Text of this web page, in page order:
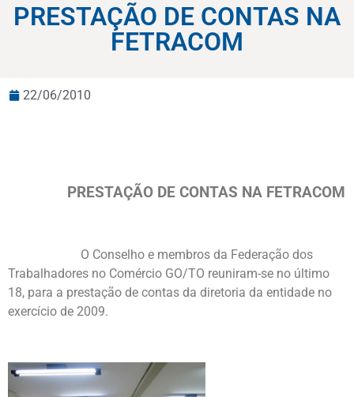
PRESTAÇÃO DE CONTAS NA
FETRACOM
22/06/2010
PRESTAÇÃO DE CONTAS NA FETRACOM
O Conselho e membros da Federação dos
Trabalhadores no Comércio GO/TO reuniram-se no último
18, para a prestação de contas da diretoria da entidade no
exercício de 2009.